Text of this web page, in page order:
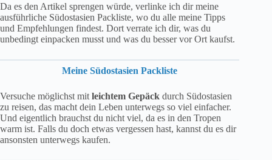
Da es den Artikel sprengen würde, verlinke ich dir meine
ausführliche Südostasien Packliste, wo du alle meine Tipps
und Empfehlungen findest. Dort verrate ich dir, was du
unbedingt einpacken musst und was du besser vor Ort kaufst.
Meine Südostasien Packliste
Versuche möglichst mit leichtem Gepäck durch Südostasien
zu reisen, das macht dein Leben unterwegs so viel einfacher.
Und eigentlich brauchst du nicht viel, da es in den Tropen
warm ist. Falls du doch etwas vergessen hast, kannst du es dir
ansonsten unterwegs kaufen.